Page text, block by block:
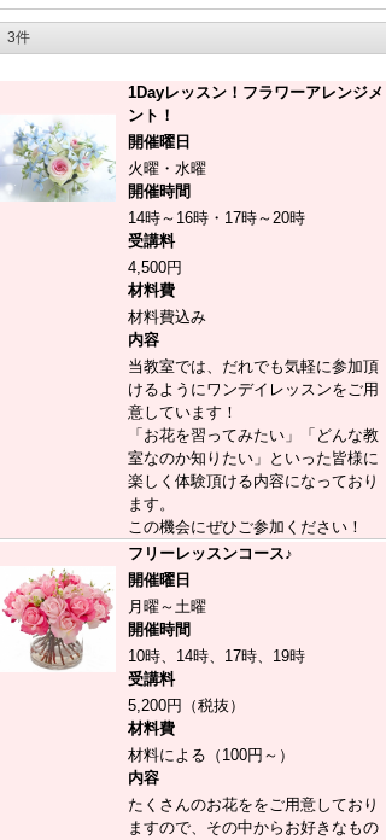
3件
1Dayレッスン！フラワーアレンジメ
ント！
開催曜日
火曜・水曜
開催時間
14時～16時・17時～20時
受講料
4,500円
材料費
材料費込み
内容
当教室では、だれでも気軽に参加頂
けるようにワンデイレッスンをご用
意しています！
「お花を習ってみたい」「どんな教
室なのか知りたい」といった皆様に
楽しく体験頂ける内容になっており
ます。
この機会にぜひご参加ください！
フリーレッスンコース♪
開催曜日
月曜～土曜
開催時間
10時、14時、17時、19時
受講料
5,200円（税抜）
材料費
材料による（100円～）
内容
たくさんのお花ををご用意しており
ますので、その中からお好きなもの